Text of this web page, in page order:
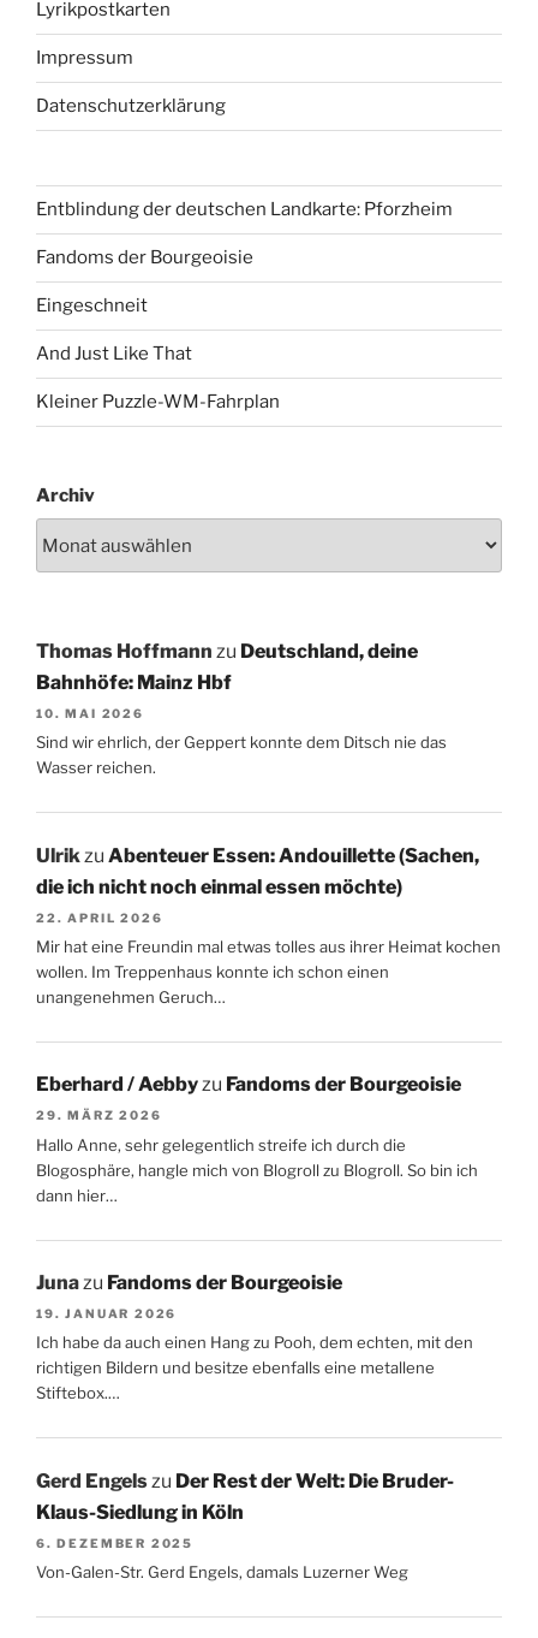
Lyrikpostkarten
Impressum
Datenschutzerklärung
Entblindung der deutschen Landkarte: Pforzheim
Fandoms der Bourgeoisie
Eingeschneit
And Just Like That
Kleiner Puzzle-WM-Fahrplan
Archiv
Thomas Hoffmann zu Deutschland, deine
Bahnhöfe: Mainz Hbf
10. MAI 2026
Sind wir ehrlich, der Geppert konnte dem Ditsch nie das
Wasser reichen.
Ulrik zu Abenteuer Essen: Andouillette (Sachen,
die ich nicht noch einmal essen möchte)
22. APRIL 2026
Mir hat eine Freundin mal etwas tolles aus ihrer Heimat kochen
wollen. Im Treppenhaus konnte ich schon einen
unangenehmen Geruch…
Eberhard / Aebbyzu Fandoms der Bourgeoisie
29. MÄRZ 2026
Hallo Anne, sehr gelegentlich streife ich durch die
Blogosphäre, hangle mich von Blogroll zu Blogroll. So bin ich
dann hier…
Junazu Fandoms der Bourgeoisie
19. JANUAR 2026
Ich habe da auch einen Hang zu Pooh, dem echten, mit den
richtigen Bildern und besitze ebenfalls eine metallene
Stiftebox.…
Gerd Engelszu Der Rest der Welt: Die Bruder-
Klaus-Siedlung in Köln
6. DEZEMBER 2025
Von-Galen-Str. Gerd Engels, damals Luzerner Weg